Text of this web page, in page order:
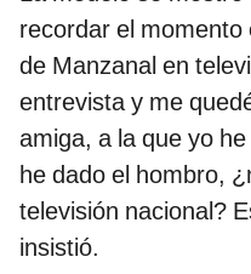
recordar el
de Manzanal en
entrevista y me
amiga, a la que yo
he dado el hombro,
televisión nacional?
insistió.